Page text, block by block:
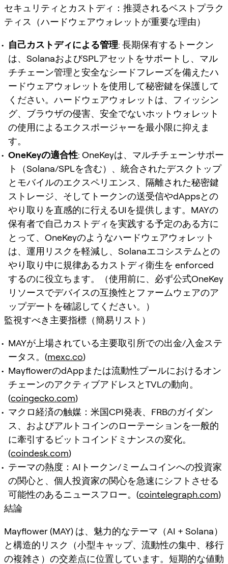
セキュリティとカストディ：推奨されるベストプラク
ティス（ハードウェアウォレットが重要な理由）
自己カストディによる管理: 長期保有するトークン
は、SolanaおよびSPLアセットをサポートし、マル
チチェーン管理と安全なシードフレーズを備えたハ
ードウェアウォレットを使用して秘密鍵を保護して
ください。ハードウェアウォレットは、フィッシン
グ、ブラウザの侵害、安全でないホットウォレット
の使用によるエクスポージャーを最小限に抑えま
す。
OneKeyの適合性: OneKeyは、マルチチェーンサポー
ト（Solana/SPLを含む）、統合されたデスクトップ
とモバイルのエクスペリエンス、隔離された秘密鍵
ストレージ、そしてトークンの送受信やdAppsとの
やり取りを直感的に行えるUIを提供します。MAYの
保有者で自己カストディを実践する予定のある方に
とって、OneKeyのようなハードウェアウォレット
は、運用リスクを軽減し、Solanaエコシステムとの
やり取り中に規律あるカストディ衛生を enforced
するのに役立ちます。（使用前に、必ず公式OneKey
リソースでデバイスの互換性とファームウェアのア
ップデートを確認してください。）
監視すべき主要指標（簡易リスト）
MAYが上場されている主要取引所での出金/入金ステ
ータス。(mexc.co)
MayflowerのdAppまたは流動性プールにおけるオン
チェーンのアクティブアドレスとTVLの動向。
(coingecko.com)
マクロ経済の触媒：米国CPI発表、FRBのガイダン
ス、およびアルトコインのローテーションを一般的
に牽引するビットコインドミナンスの変化。
(coindesk.com)
テーマの熱度：AIトークン/ミームコインへの投資家
の関心と、個人投資家の関心を急速にシフトさせる
可能性のあるニュースフロー。(cointelegraph.com)
結論
Mayflower (MAY) は、魅力的なテーマ（AI + Solana）
と構造的リスク（小型キャップ、流動性の集中、移行
の複雑さ）の交差点に位置しています。短期的な値動